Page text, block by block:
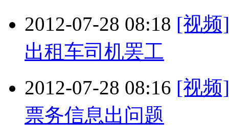
2012-07-28 08:18 [视频
出租车司机罢工
2012-07-28 08:16 [视频
票务信息出问题